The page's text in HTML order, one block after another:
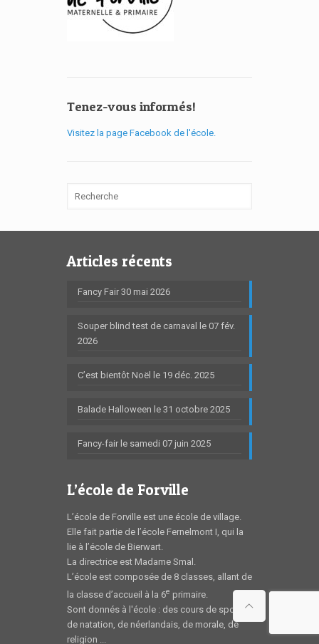
Tenez-vous informés!
Visitez la page Facebook de l'école.
Articles récents
Fancy Fair 30 mai 2026
Souper blind test de carnaval le 07 fév.
2026
C’est bientôt Noël le 19 déc. 2025
Balade Halloween le 31 octobre 2025
Fancy-fair le samedi 07 juin 2025
L’école de Forville
L’école de Forville est une école de village.
Elle fait partie de l’école Fernelmont I, qui la
lie à l’école de Bierwart.
La directrice est Madame Smal.
L’école est composée de 8 classes, allant de
la classe d’accueil à la 6e primaire.
Sont donnés à l'école : des cours de sport,
de natation, de néerlandais, de morale, de
religion ...